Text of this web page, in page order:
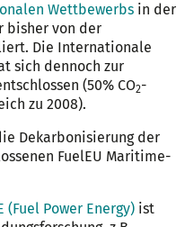
Wettbewerbs in der
bisher von der
Die Internationale
sich dennoch zur
(50% CO2-
zu 2008).
Dekarbonisierung der
FuelEU Maritime-
(Fuel Power Energy) ist